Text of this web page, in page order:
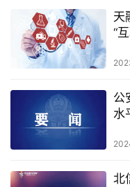
天
“
公
水
献
北